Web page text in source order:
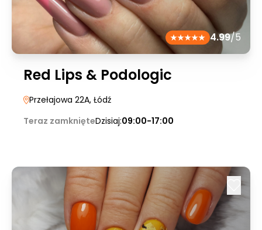
4.99/5
Red Lips & Podologic
Przełajowa 22A, Łódź
Teraz zamknięteDzisiaj:09:00-17:00